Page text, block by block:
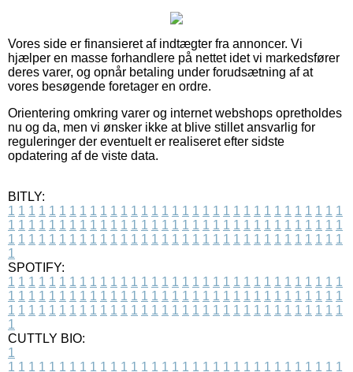
Vores side er finansieret af indtægter fra annoncer. Vi
hjælper en masse forhandlere på nettet idet vi markedsfører
deres varer, og opnår betaling under forudsætning af at
vores besøgende foretager en ordre.
Orientering omkring varer og internet webshops opretholdes
nu og da, men vi ønsker ikke at blive stillet ansvarlig for
reguleringer der eventuelt er realiseret efter sidste
opdatering af de viste data.
BITLY:
1 1 1 1 1 1 1 1 1 1 1 1 1 1 1 1 1 1 1 1 1 1 1 1 1 1 1 1 1 1 1 1 1
1 1 1 1 1 1 1 1 1 1 1 1 1 1 1 1 1 1 1 1 1 1 1 1 1 1 1 1 1 1 1 1 1
1 1 1 1 1 1 1 1 1 1 1 1 1 1 1 1 1 1 1 1 1 1 1 1 1 1 1 1 1 1 1 1 1
1
SPOTIFY:
1 1 1 1 1 1 1 1 1 1 1 1 1 1 1 1 1 1 1 1 1 1 1 1 1 1 1 1 1 1 1 1 1
1 1 1 1 1 1 1 1 1 1 1 1 1 1 1 1 1 1 1 1 1 1 1 1 1 1 1 1 1 1 1 1 1
1 1 1 1 1 1 1 1 1 1 1 1 1 1 1 1 1 1 1 1 1 1 1 1 1 1 1 1 1 1 1 1 1
1
CUTTLY BIO:
1
1 1 1 1 1 1 1 1 1 1 1 1 1 1 1 1 1 1 1 1 1 1 1 1 1 1 1 1 1 1 1 1 1